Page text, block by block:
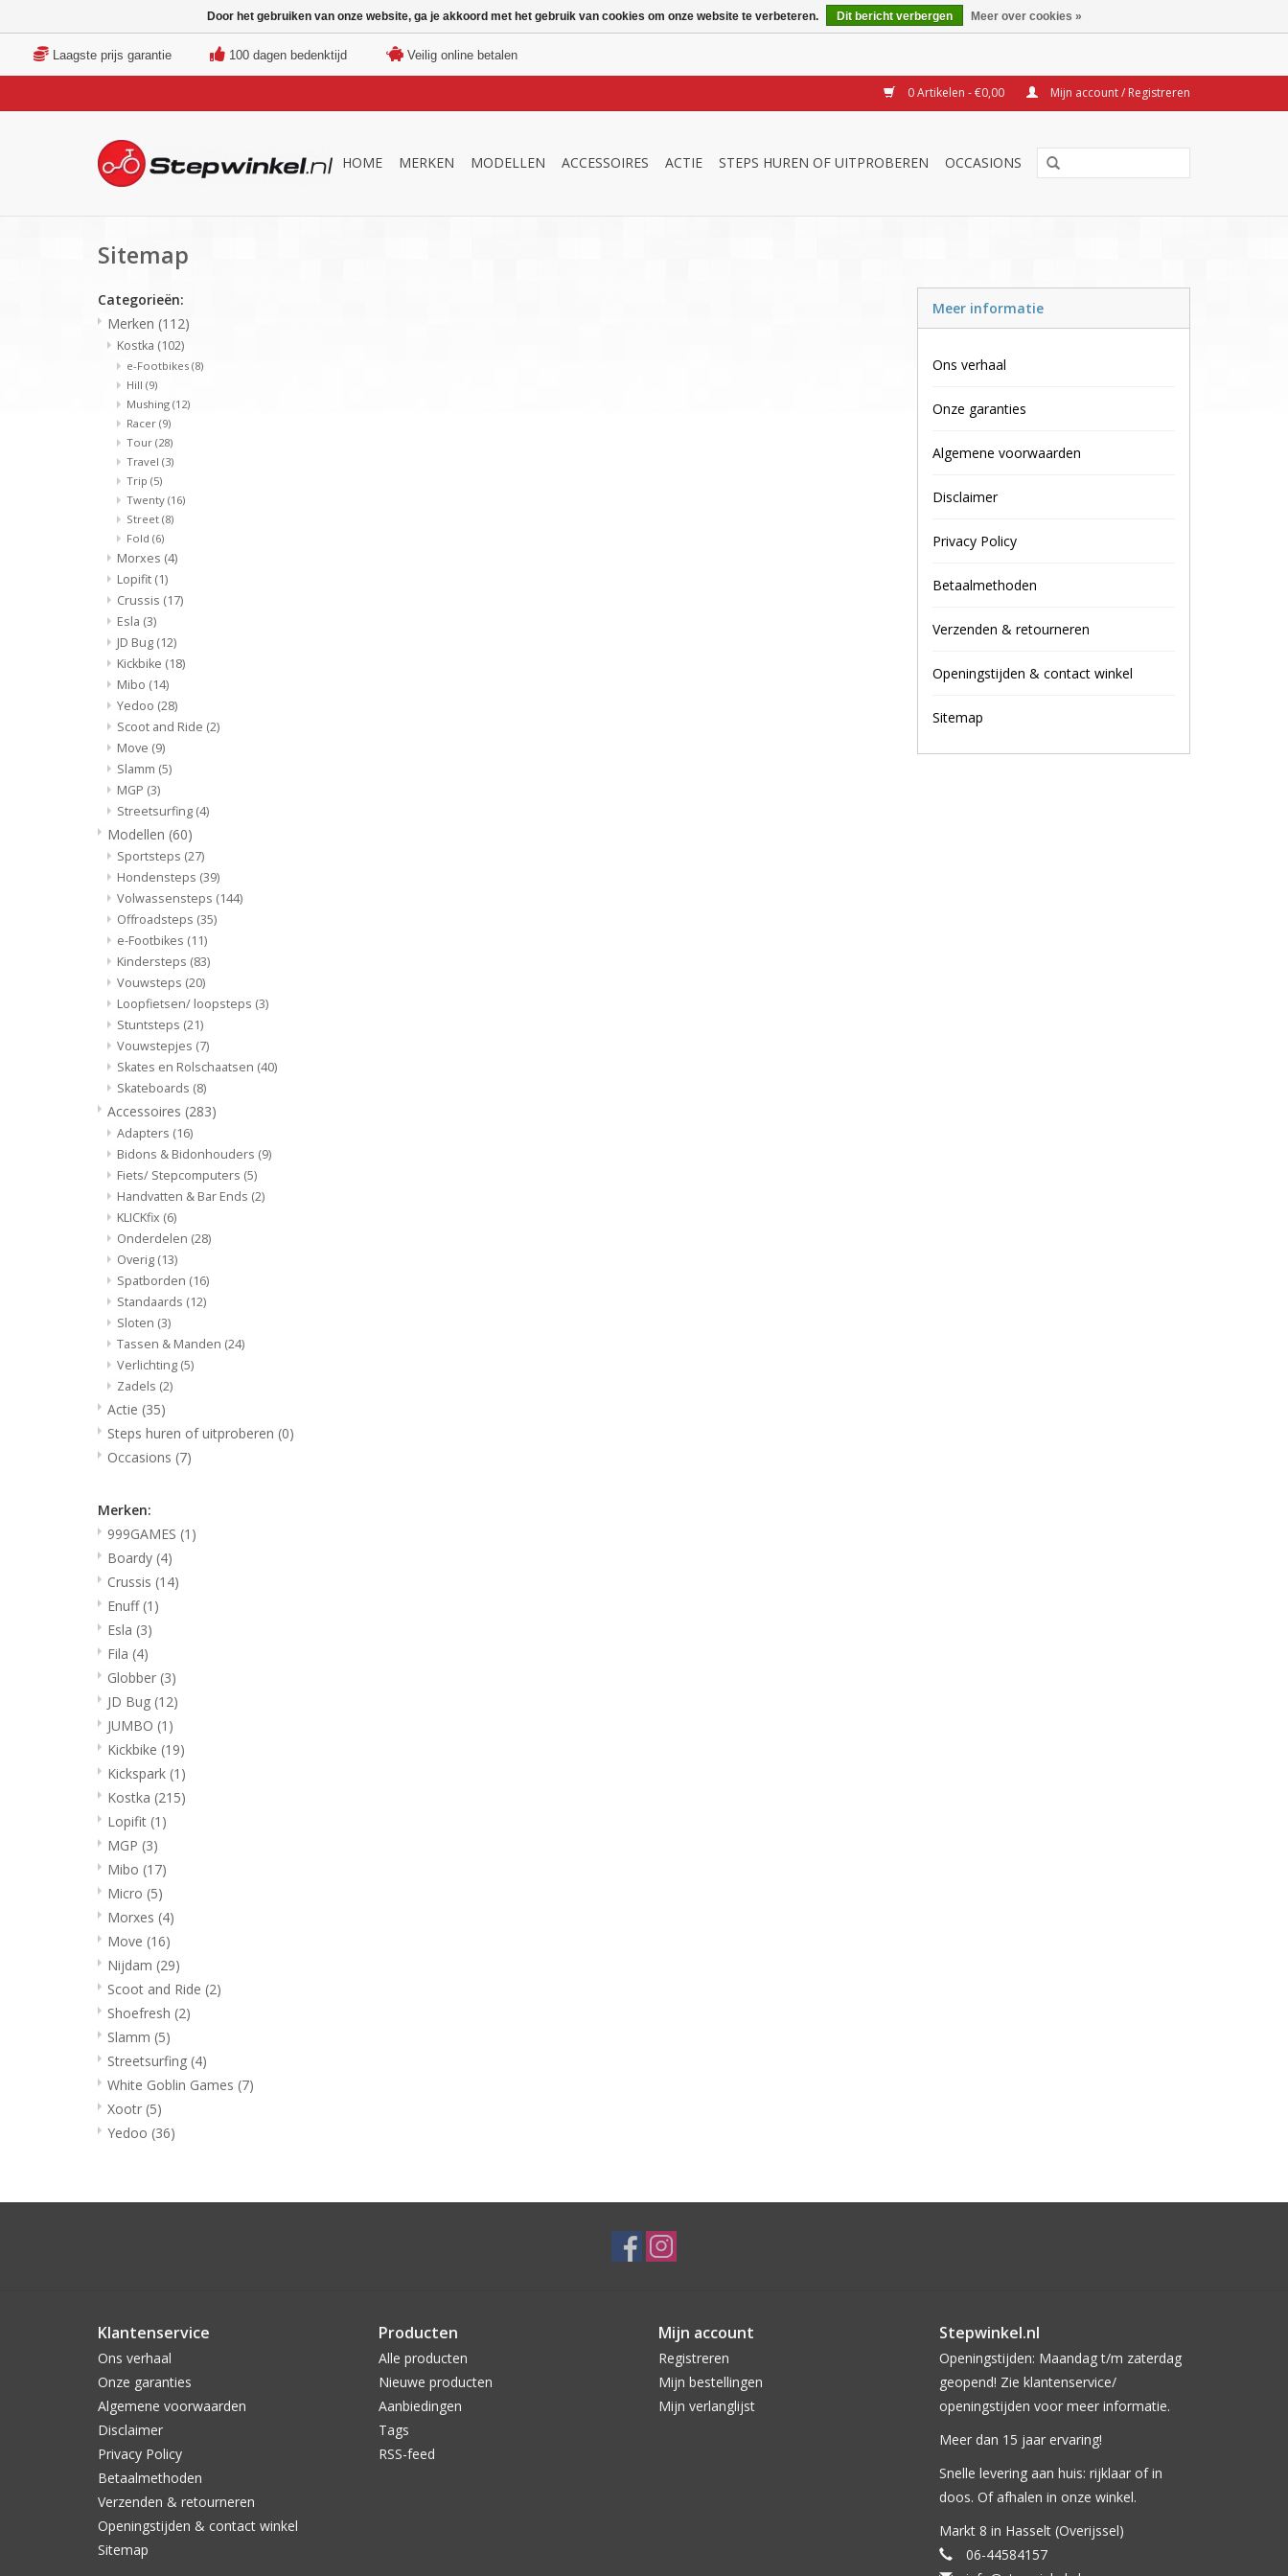
Laagste prijs garantie 100 dagen bedenktijd Veilig online betalen
0 Artikelen - €0,00 Mijn account / Registreren
HOME MERKEN MODELLEN ACCESSOIRES ACTIE STEPS HUREN OF UITPROBEREN OCCASIONS
Sitemap
Categorieën:
Merken (112)
Kostka (102)
e-Footbikes (8)
Hill (9)
Mushing (12)
Racer (9)
Tour (28)
Travel (3)
Trip (5)
Twenty (16)
Street (8)
Fold (6)
Morxes (4)
Lopifit (1)
Crussis (17)
Esla (3)
JD Bug (12)
Kickbike (18)
Mibo (14)
Yedoo (28)
Scoot and Ride (2)
Move (9)
Slamm (5)
MGP (3)
Streetsurfing (4)
Modellen (60)
Sportsteps (27)
Hondensteps (39)
Volwassensteps (144)
Offroadsteps (35)
e-Footbikes (11)
Kindersteps (83)
Vouwsteps (20)
Loopfietsen/ loopsteps (3)
Stuntsteps (21)
Vouwstepjes (7)
Skates en Rolschaatsen (40)
Skateboards (8)
Accessoires (283)
Adapters (16)
Bidons & Bidonhouders (9)
Fiets/ Stepcomputers (5)
Handvatten & Bar Ends (2)
KLICKfix (6)
Onderdelen (28)
Overig (13)
Spatborden (16)
Standaards (12)
Sloten (3)
Tassen & Manden (24)
Verlichting (5)
Zadels (2)
Actie (35)
Steps huren of uitproberen (0)
Occasions (7)
Merken:
999GAMES (1)
Boardy (4)
Crussis (14)
Enuff (1)
Esla (3)
Fila (4)
Globber (3)
JD Bug (12)
JUMBO (1)
Kickbike (19)
Kickspark (1)
Kostka (215)
Lopifit (1)
MGP (3)
Mibo (17)
Micro (5)
Morxes (4)
Move (16)
Nijdam (29)
Scoot and Ride (2)
Shoefresh (2)
Slamm (5)
Streetsurfing (4)
White Goblin Games (7)
Xootr (5)
Yedoo (36)
Meer informatie
Ons verhaal
Onze garanties
Algemene voorwaarden
Disclaimer
Privacy Policy
Betaalmethoden
Verzenden & retourneren
Openingstijden & contact winkel
Sitemap
Klantenservice
Ons verhaal
Onze garanties
Algemene voorwaarden
Disclaimer
Privacy Policy
Betaalmethoden
Verzenden & retourneren
Openingstijden & contact winkel
Sitemap
Producten
Alle producten
Nieuwe producten
Aanbiedingen
Tags
RSS-feed
Mijn account
Registreren
Mijn bestellingen
Mijn verlanglijst
Stepwinkel.nl
Openingstijden: Maandag t/m zaterdag
geopend! Zie klantenservice/
openingstijden voor meer informatie.
Meer dan 15 jaar ervaring!
Snelle levering aan huis: rijklaar of in
doos. Of afhalen in onze winkel.
Markt 8 in Hasselt (Overijssel)
06-44584157
Door het gebruiken van onze website, ga je akkoord met het gebruik van cookies om onze website te verbeteren. Dit bericht verbergen Meer over cookies »